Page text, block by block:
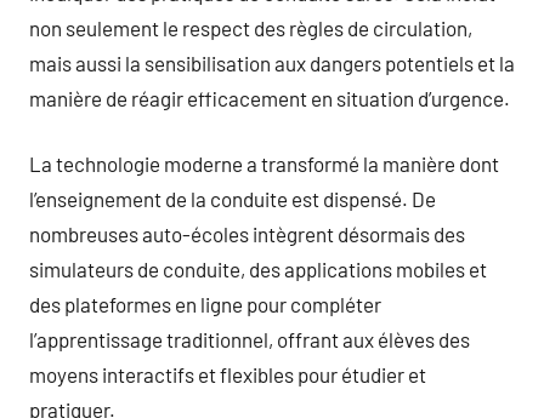
non seulement le respect des règles de circulation,
mais aussi la sensibilisation aux dangers potentiels et la
manière de réagir efficacement en situation d’urgence.
La technologie moderne a transformé la manière dont
l’enseignement de la conduite est dispensé. De
nombreuses auto-écoles intègrent désormais des
simulateurs de conduite, des applications mobiles et
des plateformes en ligne pour compléter
l’apprentissage traditionnel, offrant aux élèves des
moyens interactifs et flexibles pour étudier et
pratiquer.